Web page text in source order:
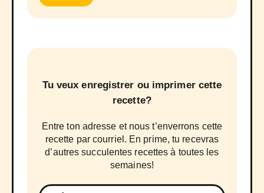
Tu veux enregistrer ou imprimer cette
recette?
Entre ton adresse et nous t’enverrons cette
recette par courriel. En prime, tu recevras
d’autres succulentes recettes à toutes les
semaines!